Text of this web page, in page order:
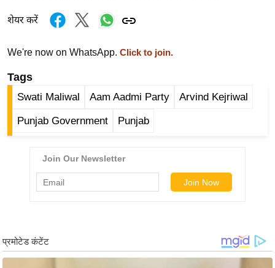
इं
या
हि
त्य
ज
न्यू
ज
शेयर करें
We're now on WhatsApp. Click to join.
Tags
Swati Maliwal Aam Aadmi Party Arvind Kejriwal
Punjab Government Punjab